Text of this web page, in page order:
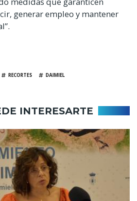
generar empleo y mantener
RECORTES DAIMIEL
INTERESARTE